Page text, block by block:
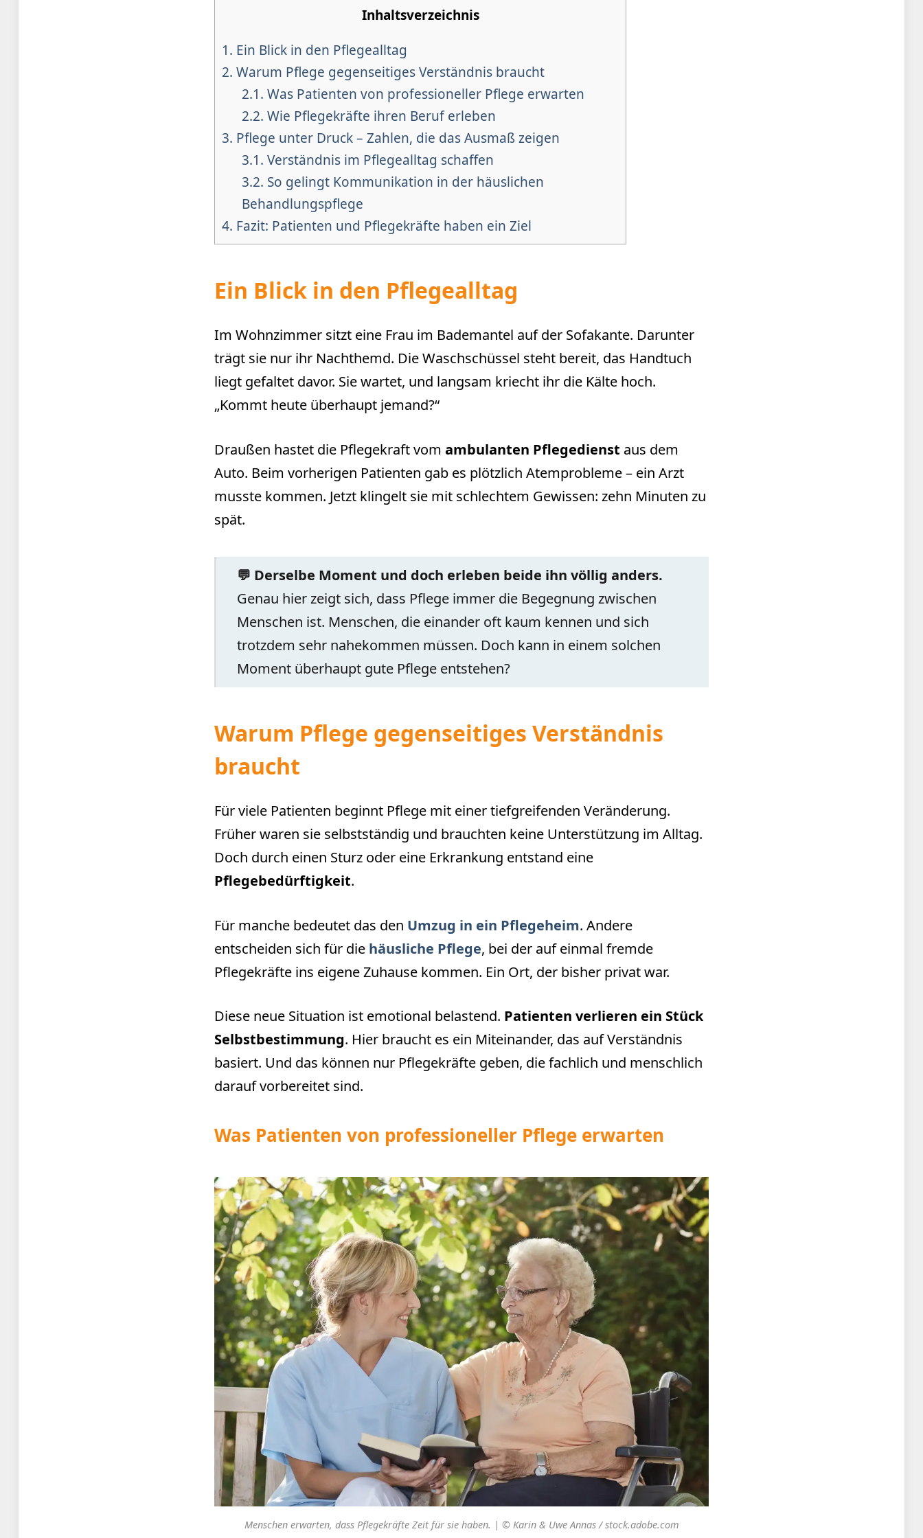
Inhaltsverzeichnis
1. Ein Blick in den Pflegealltag
2. Warum Pflege gegenseitiges Verständnis braucht
2.1. Was Patienten von professioneller Pflege erwarten
2.2. Wie Pflegekräfte ihren Beruf erleben
3. Pflege unter Druck – Zahlen, die das Ausmaß zeigen
3.1. Verständnis im Pflegealltag schaffen
3.2. So gelingt Kommunikation in der häuslichen
Behandlungspflege
4. Fazit: Patienten und Pflegekräfte haben ein Ziel
Ein Blick in den Pflegealltag
Im Wohnzimmer sitzt eine Frau im Bademantel auf der Sofakante. Darunter
trägt sie nur ihr Nachthemd. Die Waschschüssel steht bereit, das Handtuch
liegt gefaltet davor. Sie wartet, und langsam kriecht ihr die Kälte hoch.
„Kommt heute überhaupt jemand?“
Draußen hastet die Pflegekraft vom ambulanten Pflegedienst aus dem
Auto. Beim vorherigen Patienten gab es plötzlich Atemprobleme – ein Arzt
musste kommen. Jetzt klingelt sie mit schlechtem Gewissen: zehn Minuten zu
spät.
💬 Derselbe Moment und doch erleben beide ihn völlig anders.
Genau hier zeigt sich, dass Pflege immer die Begegnung zwischen
Menschen ist. Menschen, die einander oft kaum kennen und sich
trotzdem sehr nahekommen müssen. Doch kann in einem solchen
Moment überhaupt gute Pflege entstehen?
Warum Pflege gegenseitiges Verständnis
braucht
Für viele Patienten beginnt Pflege mit einer tiefgreifenden Veränderung.
Früher waren sie selbstständig und brauchten keine Unterstützung im Alltag.
Doch durch einen Sturz oder eine Erkrankung entstand eine
Pflegebedürftigkeit.
Für manche bedeutet das den Umzug in ein Pflegeheim. Andere
entscheiden sich für die häusliche Pflege, bei der auf einmal fremde
Pflegekräfte ins eigene Zuhause kommen. Ein Ort, der bisher privat war.
Diese neue Situation ist emotional belastend. Patienten verlieren ein Stück
Selbstbestimmung. Hier braucht es ein Miteinander, das auf Verständnis
basiert. Und das können nur Pflegekräfte geben, die fachlich und menschlich
darauf vorbereitet sind.
Was Patienten von professioneller Pflege erwarten
Menschen erwarten, dass Pflegekräfte Zeit für sie haben. | © Karin & Uwe Annas / stock.adobe.com